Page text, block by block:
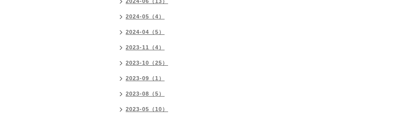
2024-05（4）
2024-04（5）
2023-11（4）
2023-10（25）
2023-09（1）
2023-08（5）
2023-05（10）